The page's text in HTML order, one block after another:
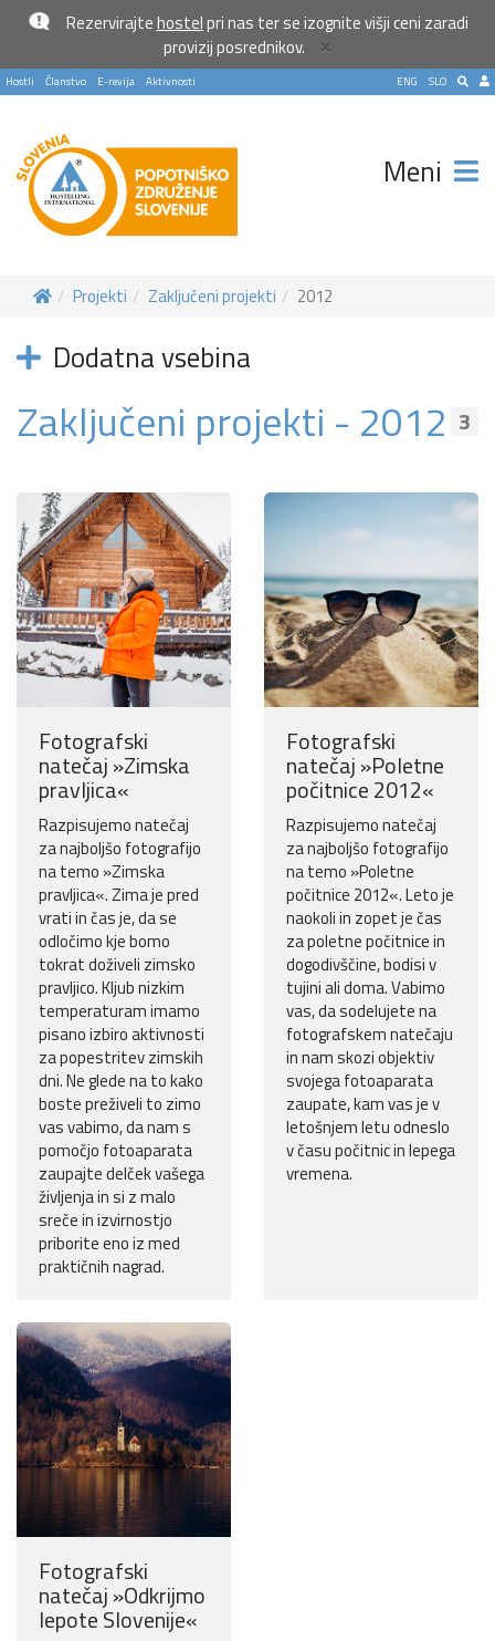
Rezervirajtehostelpri nas ter se izognite višji ceni zaradi
provizij posrednikov.
×
Hostli Članstvo E-revija Aktivnosti SLO
ENG
Meni
Projekti Zaključeni projekti 2012
Dodatna vsebina
Zaključeni projekti - 2012 3
Fotografski
natečaj »Zimska
pravljica«
Razpisujemo natečaj
za najboljšo fotografijo
na temo »Zimska
pravljica«. Zima je pred
vrati in čas je, da se
odločimo kje bomo
tokrat doživeli zimsko
pravljico. Kljub nizkim
temperaturam imamo
pisano izbiro aktivnosti
za popestritev zimskih
dni. Ne glede na to kako
boste preživeli to zimo
vas vabimo, da nam s
pomočjo fotoaparata
zaupajte delček vašega
življenja in si z malo
sreče in izvirnostjo
priborite eno iz med
praktičnih nagrad.
Fotografski
natečaj »Poletne
počitnice 2012«
Razpisujemo natečaj
za najboljšo fotografijo
na temo »Poletne
počitnice 2012«. Leto je
naokoli in zopet je čas
za poletne počitnice in
dogodivščine, bodisi v
tujini ali doma. Vabimo
vas, da sodelujete na
fotografskem natečaju
in nam skozi objektiv
svojega fotoaparata
zaupate, kam vas je v
letošnjem letu odneslo
v času počitnic in lepega
vremena.
Fotografski
natečaj »Odkrijmo
lepote Slovenije«